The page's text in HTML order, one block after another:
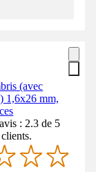
(avec
1,6x26 mm,
: 2.3 de 5